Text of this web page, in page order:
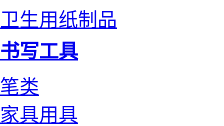
卫生用纸制品
书写工具
笔类
家具用具